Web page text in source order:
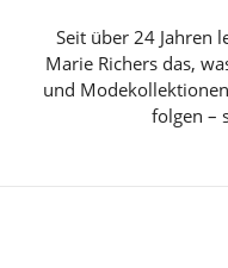
Seit über 24 Jahren
Marie Richers das,
und
folgen –